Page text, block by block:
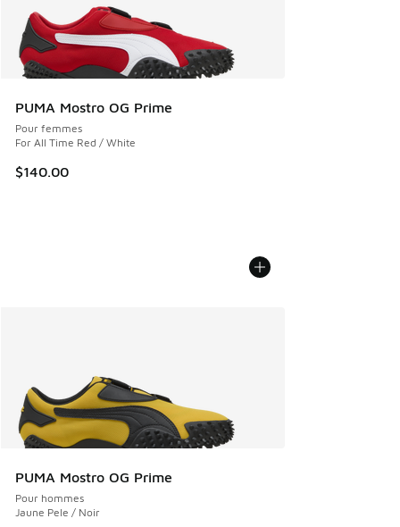
PUMA Mostro OG Prime
Pour femmes
For All Time Red / White
$140.00
PUMA Mostro OG Prime
Pour hommes
Jaune Pele / Noir